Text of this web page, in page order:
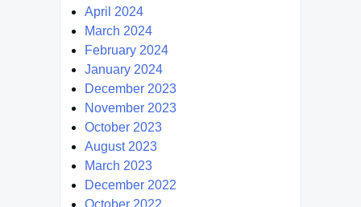
April 2024
March 2024
February 2024
January 2024
December 2023
November 2023
October 2023
August 2023
March 2023
December 2022
October 2022